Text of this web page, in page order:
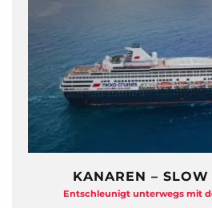
KANAREN – SLOW
Entschleunigt unterwegs mit